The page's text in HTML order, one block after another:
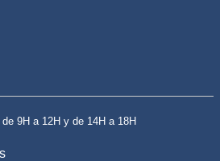
9H a 12H y de 14H a 18H